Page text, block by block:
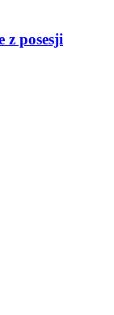
z posesji